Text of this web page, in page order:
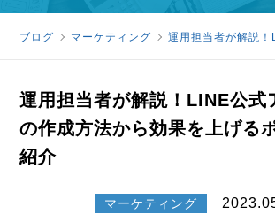
ブログ マーケティング 運用担当者が解説
運用担当者が解説！LINE公式
の作成方法から効果を上げる
紹介
マーケティング